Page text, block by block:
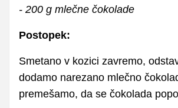
- 200 g mlečne čokolade
Postopek:
Smetano v kozici zavremo,
dodamo narezano mlečno
premešamo, da se čokolada